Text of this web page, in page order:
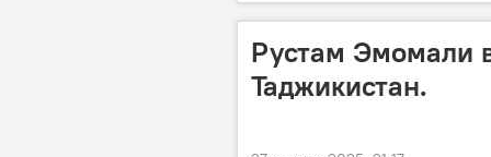
Рустам Эмомали
Таджикистан.